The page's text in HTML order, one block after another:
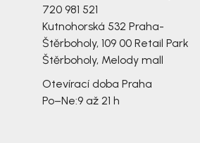
720 981 521
Kutnohorská 532 Praha-
Štěrboholy, 109 00 Retail Park
Štěrboholy, Melody mall
Otevírací doba Praha
Po–Ne:9 až 21 h